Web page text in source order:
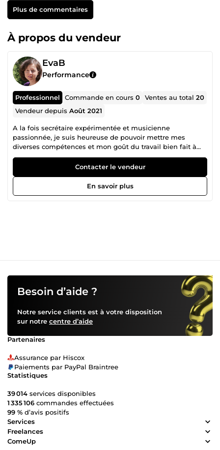
Plus de commentaires
À propos du vendeur
EvaB
Performance
Professionnel Commande en cours0 Ventes au total20
Vendeur depuisAoût 2021
A la fois secrétaire expérimentée et musicienne
passionnée, je suis heureuse de pouvoir mettre mes
diverses compétences et mon goût du travail bien fait à
votre service !
Contacter le vendeur
En savoir plus
Besoin d’aide ?
Notre service clients est à votre disposition
sur notre centre d’aide
Partenaires
Assurance par Hiscox
Paiements par PayPal Braintree
Statistiques
39 014 services disponibles
1 335 106 commandes effectuées
99 % d’avis positifs
Services
Freelances
ComeUp